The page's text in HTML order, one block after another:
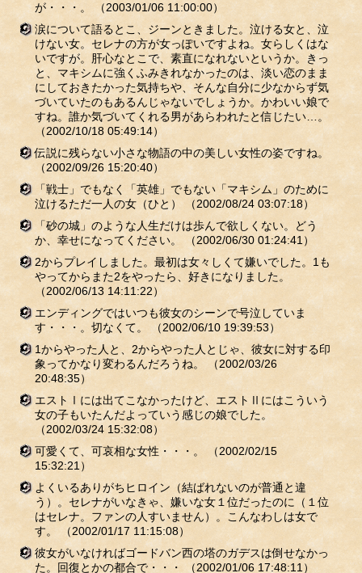
が・・・。
（2003/01/06 11:00:00）
涙について語るとこ、ジーンときました。泣ける女と、泣
けない女。セレナの方が女っぽいですよね。女らしくはな
いですが。肝心なとこで、素直になれないというか。きっ
と、マキシムに強くふみきれなかったのは、淡い恋のまま
にしておきたかった気持ちや、そんな自分に少なからず気
づいていたのもあるんじゃないでしょうか。かわいい娘で
すね。誰か気づいてくれる男があらわれたと信じたい…。
（2002/10/18 05:49:14）
伝説に残らない小さな物語の中の美しい女性の姿ですね。
（2002/09/26 15:20:40）
「戦士」でもなく「英雄」でもない「マキシム」のために
泣けるただ一人の女（ひと）
（2002/08/24 03:07:18）
「砂の城」のような人生だけは歩んで欲しくない。どう
か、幸せになってください。
（2002/06/30 01:24:41）
2からプレイしました。最初は女々しくて嫌いでした。1も
やってからまた2をやったら、好きになりました。
（2002/06/13 14:11:22）
エンディングではいつも彼女のシーンで号泣していま
す・・・。切なくて。
（2002/06/10 19:39:53）
1からやった人と、2からやった人とじゃ、彼女に対する印
象ってかなり変わるんだろうね。
（2002/03/26
20:48:35）
エストⅠには出てこなかったけど、エストⅡにはこういう
女の子もいたんだよっていう感じの娘でした。
（2002/03/24 15:32:08）
可愛くて、可哀相な女性・・・。
（2002/02/15
15:32:21）
よくいるありがちヒロイン（結ばれないのが普通と違
う）。セレナがいなきゃ、嫌いな女１位だったのに（１位
はセレナ。ファンの人すいません）。こんなわしは女で
す。
（2002/01/17 11:15:08）
彼女がいなければゴードバン西の塔のガデスは倒せなかっ
た。回復とかの都合で・・・
（2002/01/06 17:48:11）